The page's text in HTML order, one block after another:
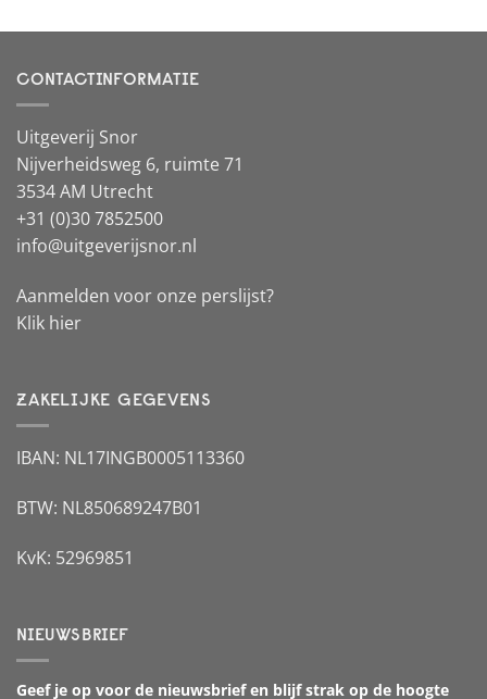
CONTACTINFORMATIE
Uitgeverij Snor
Nijverheidsweg 6, ruimte 71
3534 AM Utrecht
+31 (0)30 7852500
info@uitgeverijsnor.nl
Aanmelden voor onze perslijst?
Klik hier
ZAKELIJKE GEGEVENS
IBAN: NL17INGB0005113360
BTW: NL850689247B01
KvK: 52969851
NIEUWSBRIEF
Geef je op voor de nieuwsbrief en blijf strak op de hoogte